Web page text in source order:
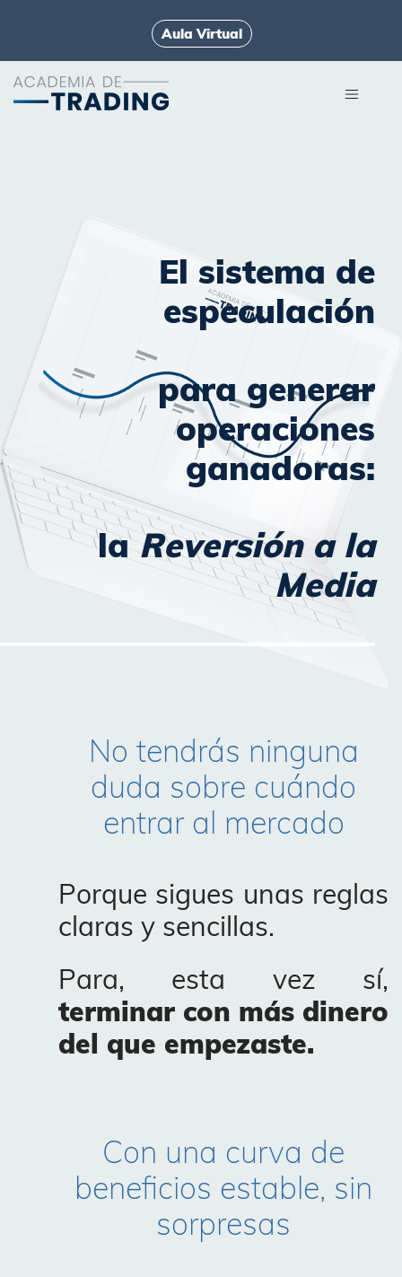
Aula Virtual
El sistema de
especulación
para generar
operaciones
ganadoras:
laReversión a la
Media
No tendrás ninguna
duda sobre cuándo
entrar al mercado
Porque sigues unas reglas
claras y sencillas.
Para, esta vez sí,
terminar con más dinero
del que empezaste.
Con una curva de
beneficios estable, sin
sorpresas